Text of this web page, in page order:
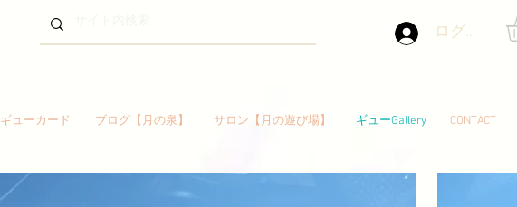
ログイン
ギューカード ブログ【月の泉】 サロン【月の遊び場】 ギューGallery CONTACT